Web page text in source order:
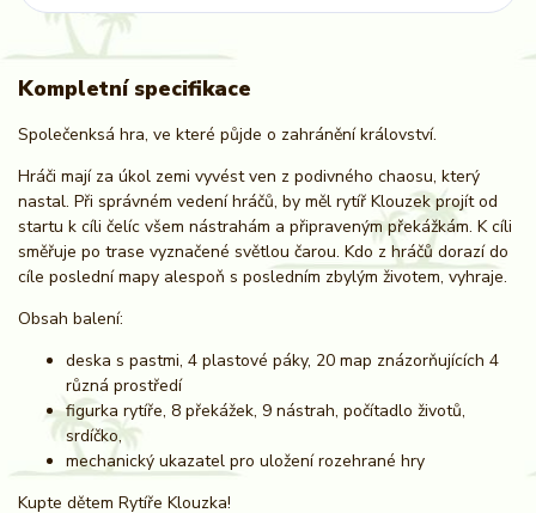
Kompletní specifikace
Společenksá hra, ve které půjde o zahránění království.
Hráči mají za úkol zemi vyvést ven z podivného chaosu, který
nastal. Při správném vedení hráčů, by měl rytíř Klouzek projít od
startu k cíli čelíc všem nástrahám a připraveným překážkám. K cíli
směřuje po trase vyznačené světlou čarou. Kdo z hráčů dorazí do
cíle poslední mapy alespoň s posledním zbylým životem, vyhraje.
Obsah balení:
deska s pastmi, 4 plastové páky, 20 map znázorňujících 4
různá prostředí
figurka rytíře, 8 překážek, 9 nástrah, počítadlo životů,
srdíčko,
mechanický ukazatel pro uložení rozehrané hry
Kupte dětem Rytíře Klouzka!